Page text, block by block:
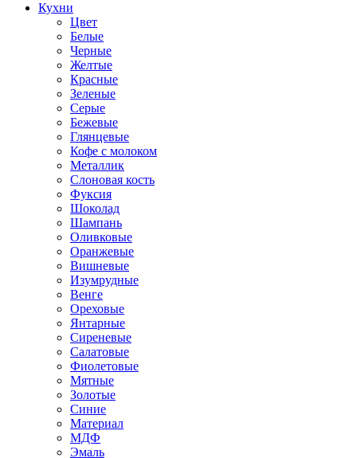
Кухни
Цвет
Белые
Черные
Желтые
Красные
Зеленые
Серые
Бежевые
Глянцевые
Кофе с молоком
Металлик
Слоновая кость
Фуксия
Шоколад
Шампань
Оливковые
Оранжевые
Вишневые
Изумрудные
Венге
Ореховые
Янтарные
Сиреневые
Салатовые
Фиолетовые
Мятные
Золотые
Синие
Материал
МДФ
Эмаль